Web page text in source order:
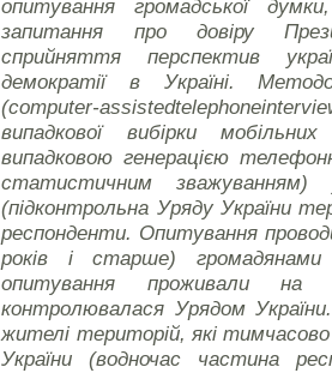
опитування громадської
запитання про довіру
сприйняття перспектив
демократії в Україні.
(computer-assistedtelephone
випадкової вибірки
випадковою генерацією
статистичним зважуванням)
(підконтрольна Уряду України
респонденти. Опитування
років і старше)
опитування проживали на
контролювалася Урядом
жителі територій, які
України (водночас частина